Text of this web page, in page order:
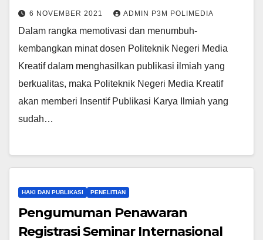
6 NOVEMBER 2021 ADMIN P3M POLIMEDIA
Dalam rangka memotivasi dan menumbuh-
kembangkan minat dosen Politeknik Negeri Media
Kreatif dalam menghasilkan publikasi ilmiah yang
berkualitas, maka Politeknik Negeri Media Kreatif
akan memberi Insentif Publikasi Karya Ilmiah yang
sudah…
HAKI DAN PUBLIKASI PENELITIAN
Pengumuman Penawaran
Registrasi Seminar Internasional